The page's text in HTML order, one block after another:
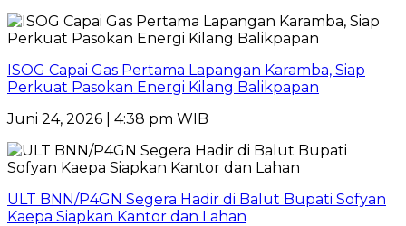
ISOG Capai Gas Pertama Lapangan Karamba, Siap
Perkuat Pasokan Energi Kilang Balikpapan
Juni 24, 2026 | 4:38 pm WIB
ULT BNN/P4GN Segera Hadir di Balut Bupati Sofyan
Kaepa Siapkan Kantor dan Lahan